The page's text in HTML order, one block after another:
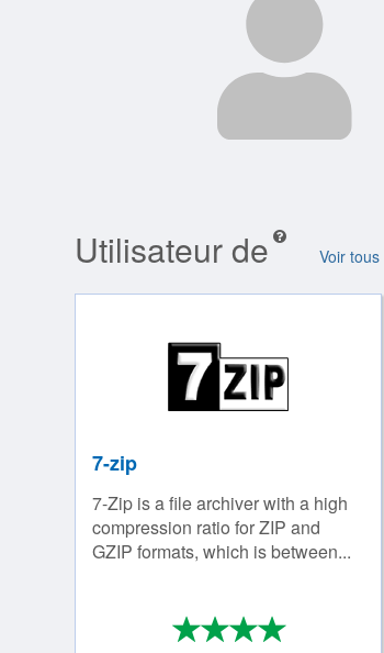
Utilisateur de Voir
7-zip
7-Zip is a file archiver with a high
compression ratio for ZIP and
GZIP formats, which is between...
****
4/4